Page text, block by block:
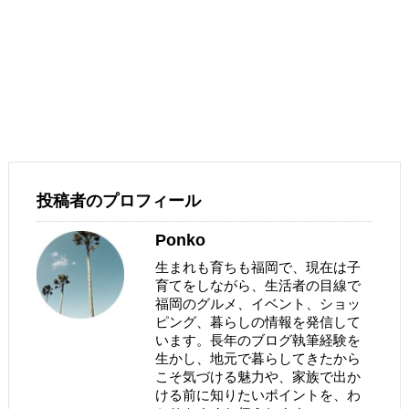
投稿者のプロフィール
Ponko
生まれも育ちも福岡で、現在は子
育てをしながら、生活者の目線で
福岡のグルメ、イベント、ショッ
ピング、暮らしの情報を発信して
います。長年のブログ執筆経験を
生かし、地元で暮らしてきたから
こそ気づける魅力や、家族で出か
ける前に知りたいポイントを、わ